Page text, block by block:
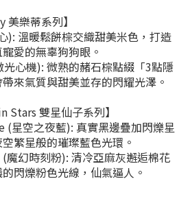
美樂蒂系列】
): 溫暖鬆餅棕交織甜美米色，打造
愛的無辜狗狗眼。
心機): 微熟的赭石棕點綴「3點隱
來氣質與甜美並存的閃耀光澤。
Stars 雙星仙子系列】
星空之夜藍): 真實黑邊疊加閃爍星
繁星般的璀璨藍色光環。
魔幻時刻粉): 清冷亞麻灰邂逅棉花
閃爍粉色光線，仙氣逼人。